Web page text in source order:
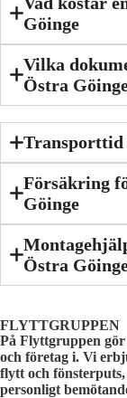
Göinge
Vilka
Östra
Försäkring
Göinge
Östra
FLYTTGRUPPEN
På Flyttgruppen
och företag i. Vi
flytt och
personligt